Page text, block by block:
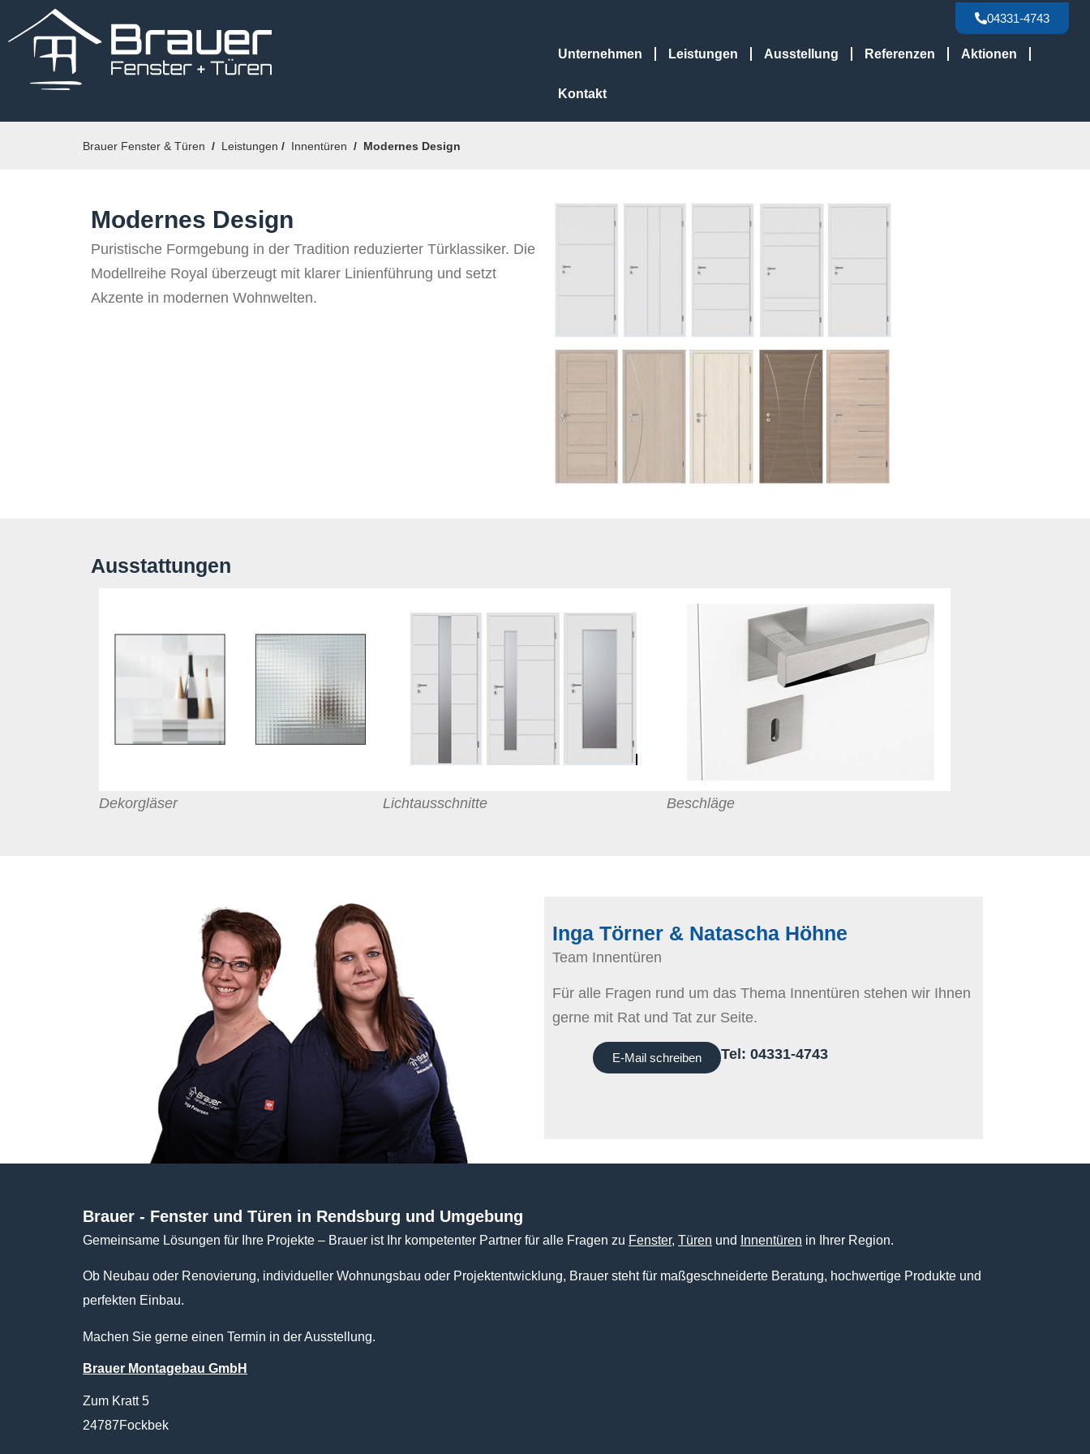
04331-4743
Unternehmen Leistungen Ausstellung Referenzen Aktionen
Kontakt
Brauer Fenster & Türen / Leistungen / Innentüren / Modernes Design
Modernes Design
Puristische Formgebung in der Tradition reduzierter Türklassiker. Die
Modellreihe Royal überzeugt mit klarer Linienführung und setzt
Akzente in modernen Wohnwelten.
Ausstattungen
Dekorgläser Lichtausschnitte Beschläge
Inga Törner & Natascha Höhne
Team Innentüren
Für alle Fragen rund um das Thema Innentüren stehen wir Ihnen
gerne mit Rat und Tat zur Seite.
E-Mail schreiben Tel: 04331-4743
Brauer - Fenster und Türen in Rendsburg und Umgebung
Gemeinsame Lösungen für Ihre Projekte – Brauer ist Ihr kompetenter Partner für alle Fragen zu Fenster, Türen und Innentüren in Ihrer Region.
Ob Neubau oder Renovierung, individueller Wohnungsbau oder Projektentwicklung, Brauer steht für maßgeschneiderte Beratung, hochwertige Produkte und
perfekten Einbau.
Machen Sie gerne einen Termin in der Ausstellung.
Brauer Montagebau GmbH
Zum Kratt 5
24787Fockbek